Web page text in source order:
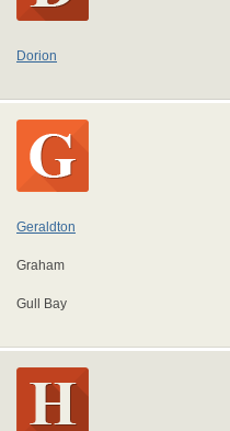
Dorion
Geraldton
Graham
Gull Bay